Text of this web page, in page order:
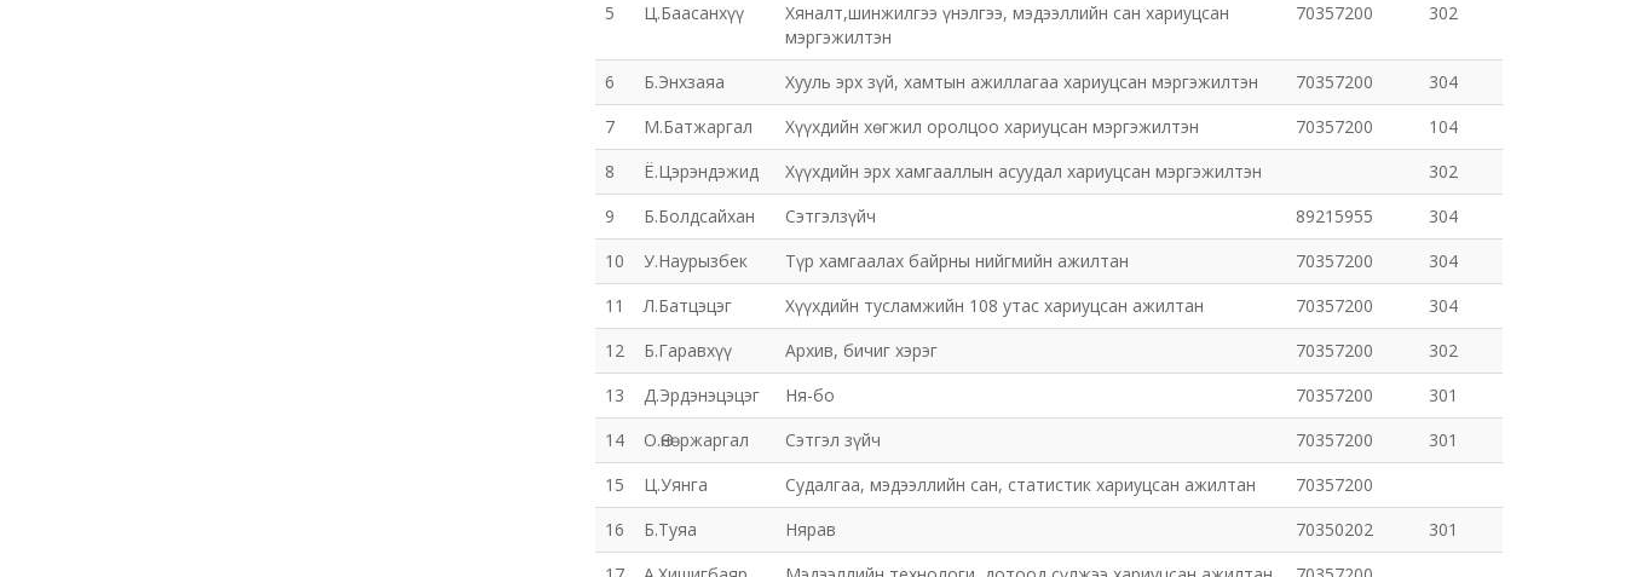
5 Ц.Баасанхүү
Хяналт,шинжилгээ үнэлгээ, мэдээллийн сан хариуцсан
мэргэжилтэн
70357200 302
6 Б.Энхзаяа Хууль эрх зүй, хамтын ажиллагаа хариуцсан мэргэжилтэн 70357200
304
7
М.Батжаргал Хүүхдийн хөгжил оролцоо хариуцсан мэргэжилтэн 70357200
104
8
Ё.Цэрэндэжид Хүүхдийн эрх хамгааллын асуудал хариуцсан мэргэжилтэн
302
9
Б.Болдсайхан Сэтгэлзүйч 89215955
304
10
У.Наурызбек Түр хамгаалах байрны нийгмийн ажилтан 70357200
304
11
Л.Батцэцэг Хүүхдийн тусламжийн 108 утас хариуцсан ажилтан 70357200
304
12
Б.Гаравхүү Архив, бичиг хэрэг 70357200
302
13
Д.Эрдэнэцэцэг Ня-бо 70357200
301
14
О.Өнөржаргал Сэтгэл зүйч 70357200
301
15
Ц.Уянга Судалгаа, мэдээллийн сан, статистик хариуцсан ажилтан
70357200
16
Б.Туяа Нярав 70350202
301